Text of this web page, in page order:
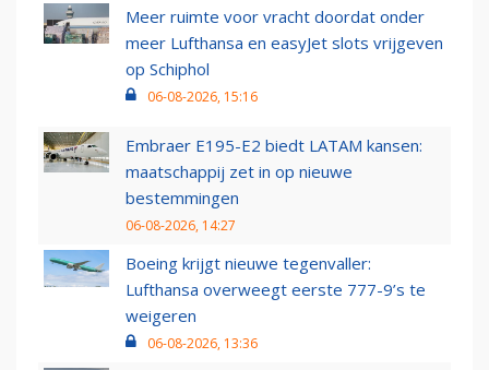
Meer ruimte voor vracht doordat onder
meer Lufthansa en easyJet slots vrijgeven
op Schiphol
06-08-2026, 15:16
Embraer E195-E2 biedt LATAM kansen:
maatschappij zet in op nieuwe
bestemmingen
06-08-2026, 14:27
Boeing krijgt nieuwe tegenvaller:
Lufthansa overweegt eerste 777-9’s te
weigeren
06-08-2026, 13:36